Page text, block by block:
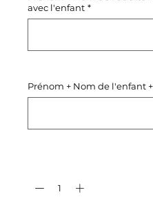
avec l'enfant *
Prénom + Nom de l'enfant